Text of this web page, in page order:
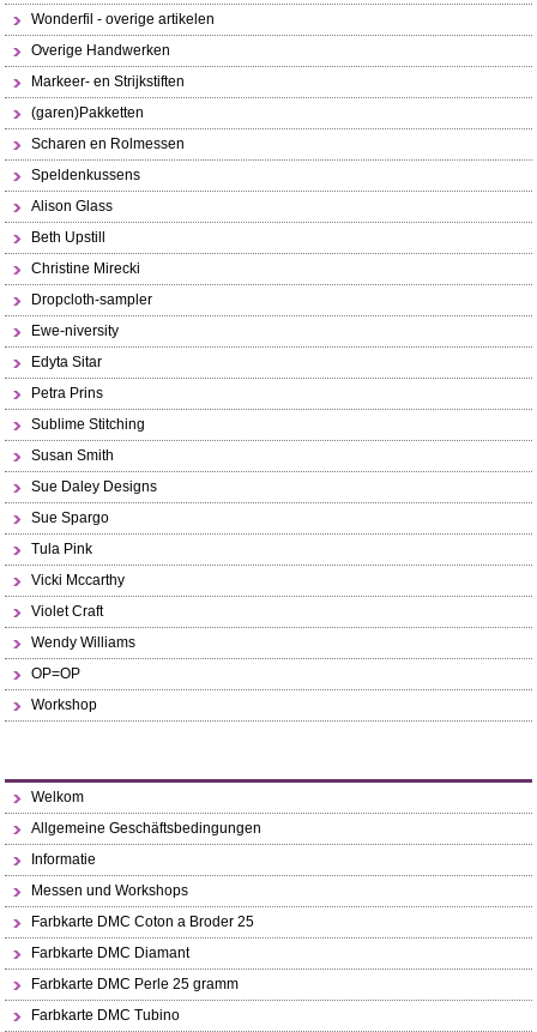
Wonderfil - overige artikelen
Overige Handwerken
Markeer- en Strijkstiften
(garen)Pakketten
Scharen en Rolmessen
Speldenkussens
Alison Glass
Beth Upstill
Christine Mirecki
Dropcloth-sampler
Ewe-niversity
Edyta Sitar
Petra Prins
Sublime Stitching
Susan Smith
Sue Daley Designs
Sue Spargo
Tula Pink
Vicki Mccarthy
Violet Craft
Wendy Williams
OP=OP
Workshop
Welkom
Allgemeine Geschäftsbedingungen
Informatie
Messen und Workshops
Farbkarte DMC Coton a Broder 25
Farbkarte DMC Diamant
Farbkarte DMC Perle 25 gramm
Farbkarte DMC Tubino